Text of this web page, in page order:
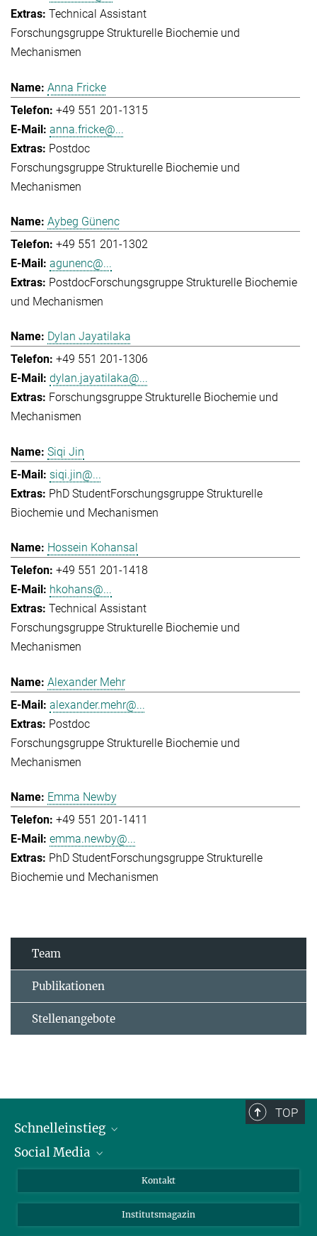
Technical Assistant
Forschungsgruppe Strukturelle Biochemie und
Mechanismen
Anna Fricke
+49 551 201-1315
anna.fricke@...
Postdoc
Forschungsgruppe Strukturelle Biochemie und
Mechanismen
Aybeg Günenc
+49 551 201-1302
agunenc@...
PostdocForschungsgruppe Strukturelle Biochemie
und Mechanismen
Dylan Jayatilaka
+49 551 201-1306
dylan.jayatilaka@...
Forschungsgruppe Strukturelle Biochemie und
Mechanismen
Siqi Jin
siqi.jin@...
PhD StudentForschungsgruppe Strukturelle
Biochemie und Mechanismen
Hossein Kohansal
+49 551 201-1418
hkohans@...
Technical Assistant
Forschungsgruppe Strukturelle Biochemie und
Mechanismen
Alexander Mehr
alexander.mehr@...
Postdoc
Forschungsgruppe Strukturelle Biochemie und
Mechanismen
Emma Newby
+49 551 201-1411
emma.newby@...
PhD StudentForschungsgruppe Strukturelle
Biochemie und Mechanismen
Team
Publikationen
Stellenangebote
TOP
Schnelleinstieg
Alumni
Fördernde
Social Media
Bluesky
Facebook
Kontakt
Institutsmagazin